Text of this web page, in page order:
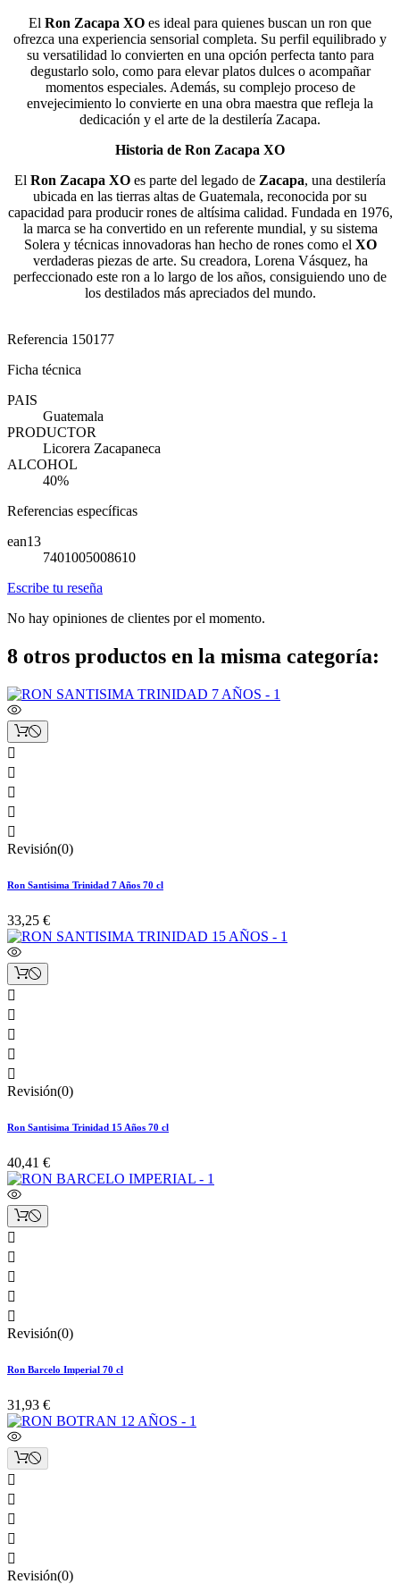
El Ron Zacapa XO es ideal para quienes buscan un ron que
ofrezca una experiencia sensorial completa. Su perfil equilibrado y
su versatilidad lo convierten en una opción perfecta tanto para
degustarlo solo, como para elevar platos dulces o acompañar
momentos especiales. Además, su complejo proceso de
envejecimiento lo convierte en una obra maestra que refleja la
dedicación y el arte de la destilería Zacapa.
Historia de Ron Zacapa XO
El Ron Zacapa XO es parte del legado de Zacapa, una destilería
ubicada en las tierras altas de Guatemala, reconocida por su
capacidad para producir rones de altísima calidad. Fundada en 1976,
la marca se ha convertido en un referente mundial, y su sistema
Solera y técnicas innovadoras han hecho de rones como el XO
verdaderas piezas de arte. Su creadora, Lorena Vásquez, ha
perfeccionado este ron a lo largo de los años, consiguiendo uno de
los destilados más apreciados del mundo.
Referencia 150177
Ficha técnica
PAIS
Guatemala
PRODUCTOR
Licorera Zacapaneca
ALCOHOL
40%
Referencias específicas
ean13
7401005008610
Escribe tu reseña
No hay opiniones de clientes por el momento.
8 otros productos en la misma categoría:





Revisión(0)
Ron Santisima Trinidad 7 Años 70 cl
33,25 €





Revisión(0)
Ron Santisima Trinidad 15 Años 70 cl
40,41 €





Revisión(0)
Ron Barcelo Imperial 70 cl
31,93 €





Revisión(0)